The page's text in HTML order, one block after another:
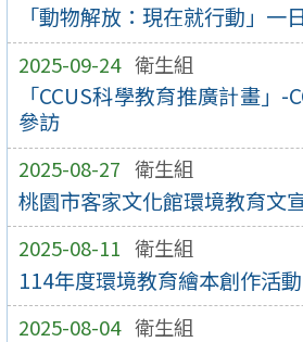
「動物解放：現在就行動」一
2025-09-24 衛生組
「CCUS科學教育推廣計畫」-
參訪
2025-08-27 衛生組
桃園市客家文化館環境教育文
2025-08-11 衛生組
114年度環境教育繪本創作活動
2025-08-04 衛生組